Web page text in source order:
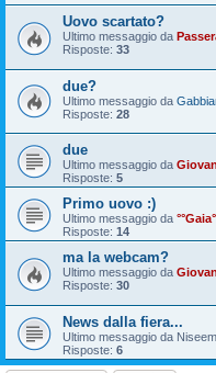
Uovo scartato?
Ultimo messaggio da
Risposte: 33
due?
Ultimo messaggio da
Risposte: 28
due
Ultimo messaggio da
Risposte: 5
Primo uovo :)
Ultimo messaggio da
Risposte: 14
ma la webcam?
Ultimo messaggio da
Risposte: 30
News dalla fiera...
Ultimo messaggio da
Risposte: 6